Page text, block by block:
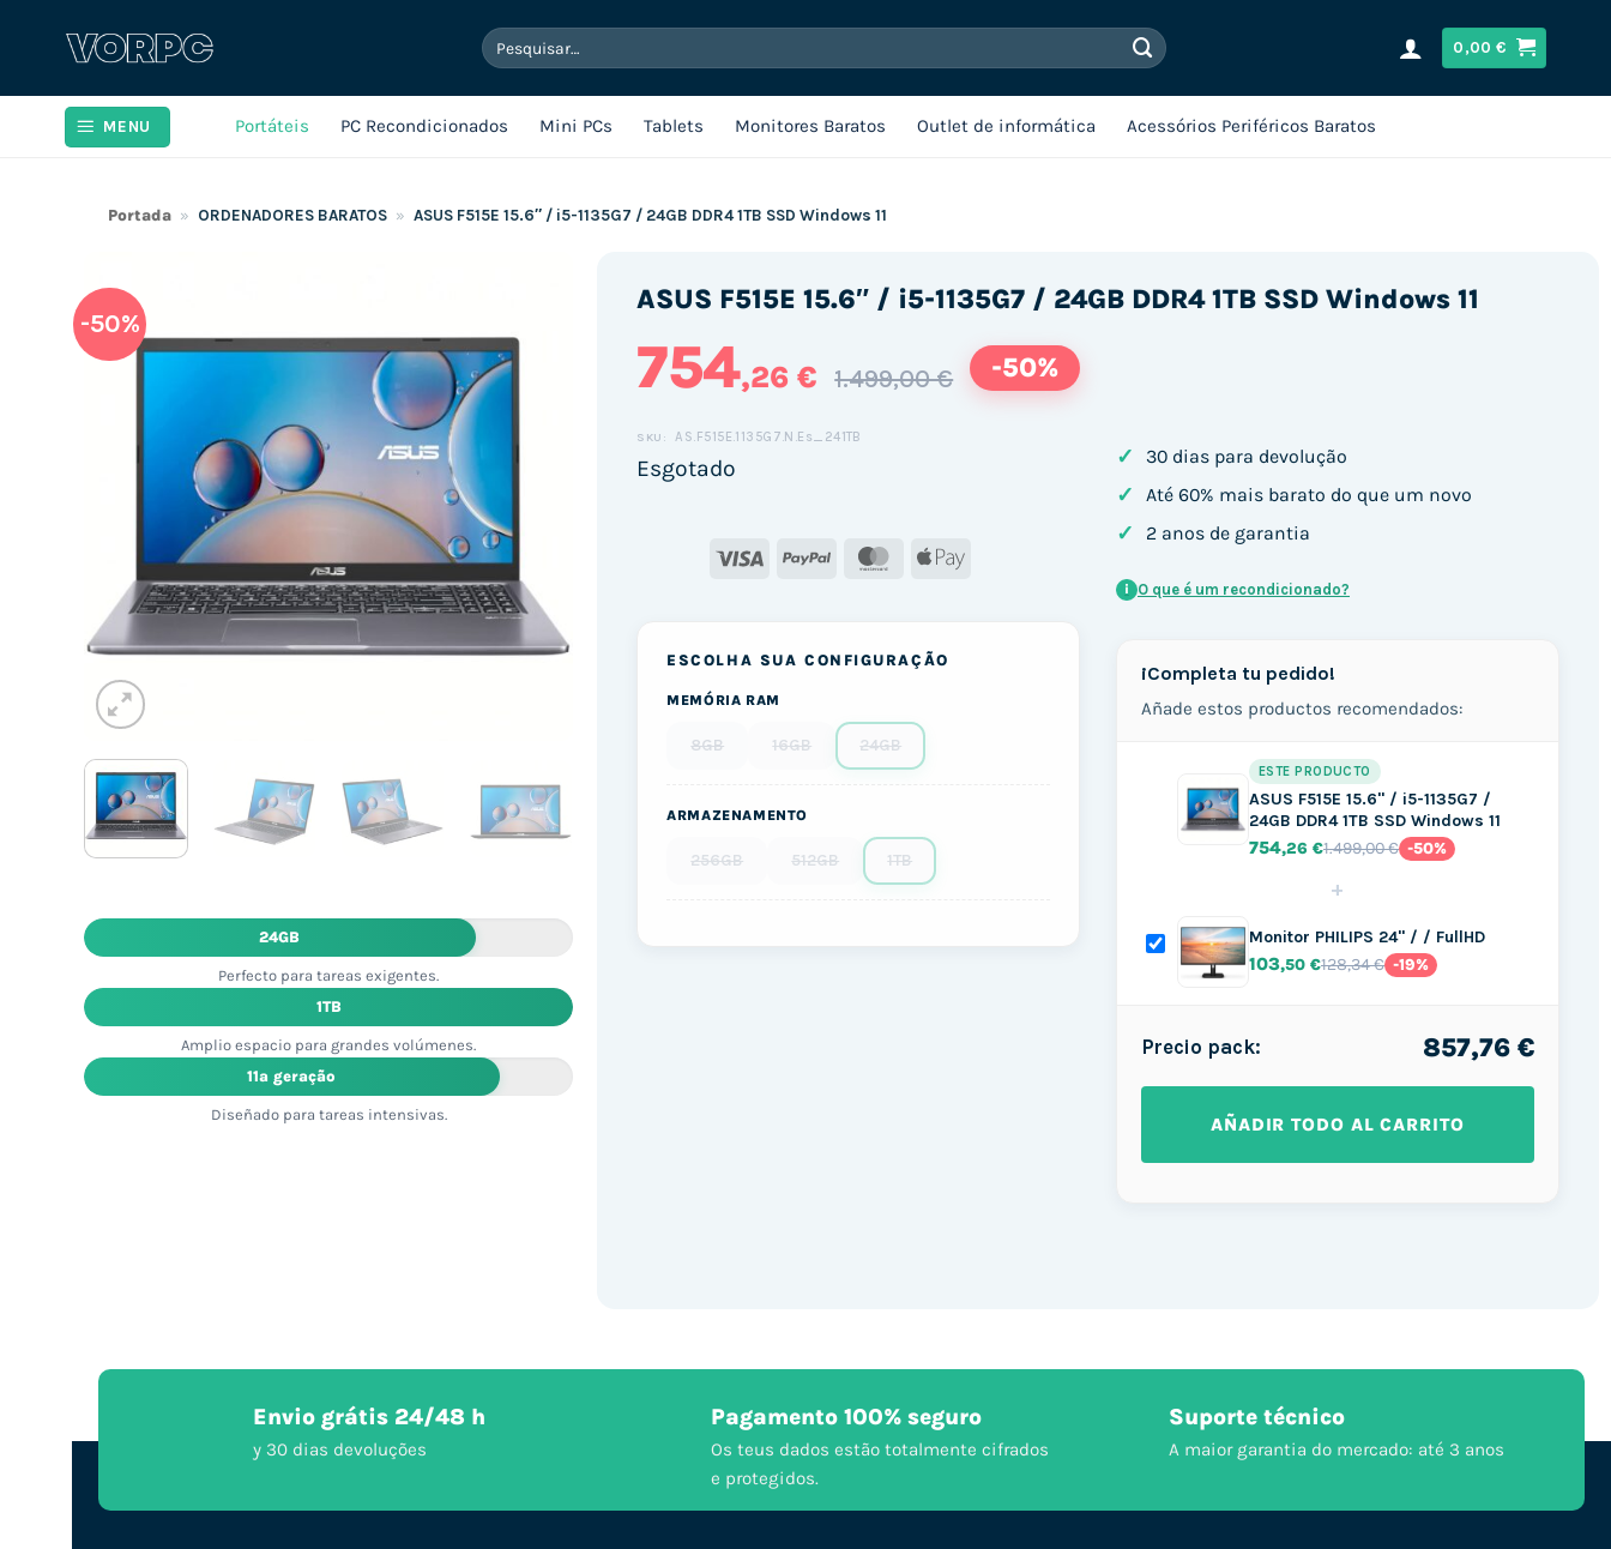
Pesquisar
por:
0,00€
MENU Portáteis PC Recondicionados Mini PCs Tablets Monitores Baratos Outlet de informática Acessórios Periféricos Baratos
Portada » ORDENADORES BARATOS » ASUS F515E 15.6″ / i5-1135G7 / 24GB DDR4 1TB SSD Windows 11
-50%
24GB
Perfecto para tareas exigentes.
1TB
Amplio espacio para grandes volúmenes.
11ª geração
Diseñado para tareas intensivas.
ASUS F515E 15.6″ / i5-1135G7 / 24GB DDR4 1TB SSD Windows 11
754,26 € 1.499,00 € -50%
SKU: AS.F515E.1135G7.N.Es_241TB
Esgotado
Visa PayPal MasterCard
Apple
ESCOLHA SUA CONFIGURAÇÃO
MEMÓRIA RAM
8GB 16GB 24GB
ARMAZENAMENTO
256GB 512GB 1TB
✓ 30 dias para devolução
✓ Até 60% mais barato do que um novo
✓ 2 anos de garantia
i O que é um recondicionado?
¡Completa tu pedido!
Añade estos productos recomendados:
ESTE PRODUCTO
ASUS F515E 15.6" / i5-1135G7 /
24GB DDR4 1TB SSD Windows 11
754,26 €1.499,00 € -50%
+
Monitor PHILIPS 24" / / FullHD
103,50 €128,34 € -19%
Precio pack: 857,76 €
AÑADIR TODO AL CARRITO
Envio grátis 24/48 h
y 30 dias devoluções
Pagamento 100% seguro
Os teus dados estão totalmente cifrados
e protegidos.
Suporte técnico
A maior garantia do mercado: até 3 anos